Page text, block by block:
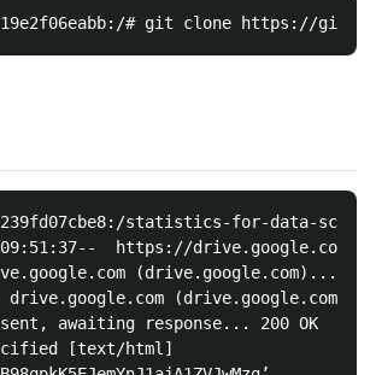
statistics-for-data-
https://drive.google.com/
(drive.google.com)...
drive.google.com
sent, awaiting response... 200 OK
[text/html]